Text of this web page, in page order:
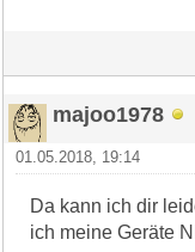
majoo1978
01.05.2018, 19:14
Da kann ich dir
ich meine Geräte